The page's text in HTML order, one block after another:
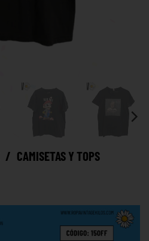
/ CAMISETAS Y TOPS